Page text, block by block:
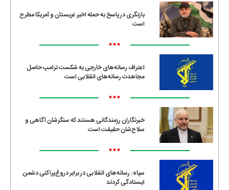
بازنگری در پاسخ به حمله اخیر عربستان و آمریکا مطرح
است
•••
اعتراف رسانه‌های خارجی به شکست ترامپ حاصل
مجاهدت رسانه‌های انقلابی است
•••
خبرنگاران رزمندگانی هستند که سنگرشان آگاهی و
سلاح‌شان حقیقت است
•••
سپاه: رسانه‌های انقلابی در برابر دروغ‌پراکنی دشمن
ایستادگی کردند